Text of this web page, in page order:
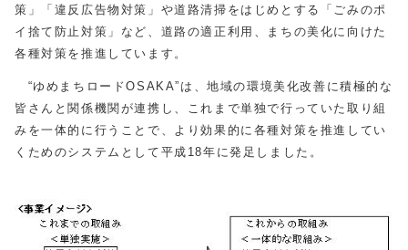
策」「違反広告物対策」や道路清掃をはじめとする「ごみのポ
イ捨て防止対策」など、道路の適正利用、まちの美化に向けた
各種対策を推進しています。
“ゆめまちロードOSAKA”は、地域の環境美化改善に積極的な
皆さんと関係機関が連携し、これまで単独で行っていた取り組
みを一体的に行うことで、より効果的に各種対策を推進してい
くためのシステムとして平成18年に発足しました。